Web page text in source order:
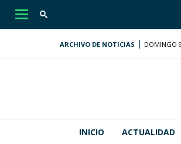
Desplegar
ARCHIVO DE NOTICIAS DOMINGO
INICIO ACTUALIDAD